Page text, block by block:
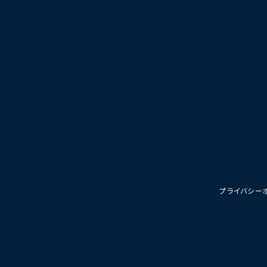
プライバシー